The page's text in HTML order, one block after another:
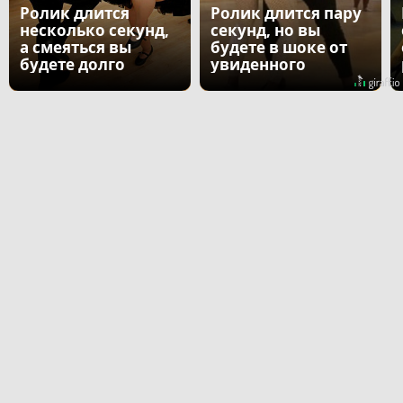
Ролик длится
несколько секунд,
а смеяться вы
будете долго
Ролик длится пару
секунд, но вы
будете в шоке от
увиденного